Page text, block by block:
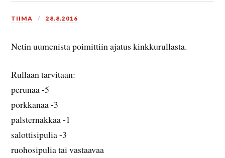
TIIMA 28.8.2016
Netin uumenista poimittiin ajatus kinkkurullasta.
Rullaan tarvitaan:
perunaa -5
porkkanaa -3
palsternakkaa -1
salottisipulia -3
ruohosipulia tai vastaavaa